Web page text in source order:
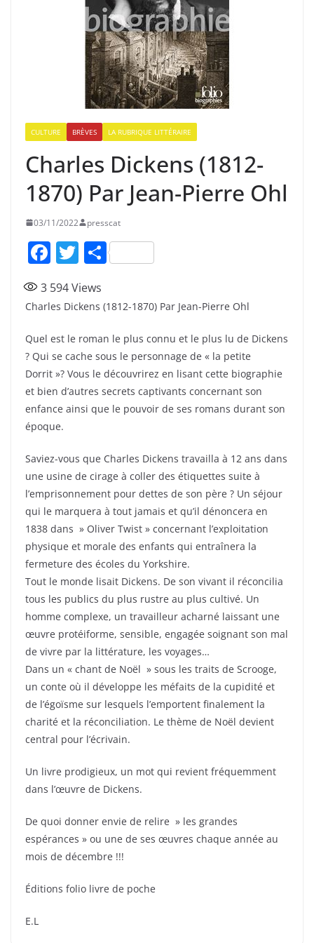
CULTURE BRÈVES LA RUBRIQUE LITTÉRAIRE
Charles Dickens (1812-
1870) Par Jean-Pierre Ohl
03/11/2022 presscat
F
c
e
b
o
o
k
T
itt
er
P
ta
g
er
3 594Views
Charles Dickens (1812-1870) Par Jean-Pierre Ohl
Quel est le roman le plus connu et le plus lu de Dickens
? Qui se cache sous le personnage de « la petite
Dorrit »? Vous le découvrirez en lisant cette biographie
et bien d’autres secrets captivants concernant son
enfance ainsi que le pouvoir de ses romans durant son
époque.
Saviez-vous que Charles Dickens travailla à 12 ans dans
une usine de cirage à coller des étiquettes suite à
l’emprisonnement pour dettes de son père ? Un séjour
qui le marquera à tout jamais et qu’il dénoncera en
1838 dans » Oliver Twist » concernant l’exploitation
physique et morale des enfants qui entraînera la
fermeture des écoles du Yorkshire.
Tout le monde lisait Dickens. De son vivant il réconcilia
tous les publics du plus rustre au plus cultivé. Un
homme complexe, un travailleur acharné laissant une
œuvre protéiforme, sensible, engagée soignant son mal
de vivre par la littérature, les voyages…
Dans un « chant de Noël » sous les traits de Scrooge,
un conte où il développe les méfaits de la cupidité et
de l’égoïsme sur lesquels l’emportent finalement la
charité et la réconciliation. Le thème de Noël devient
central pour l’écrivain.
Un livre prodigieux, un mot qui revient fréquemment
dans l’œuvre de Dickens.
De quoi donner envie de relire » les grandes
espérances » ou une de ses œuvres chaque année au
mois de décembre !!!
Éditions folio livre de poche
E.L